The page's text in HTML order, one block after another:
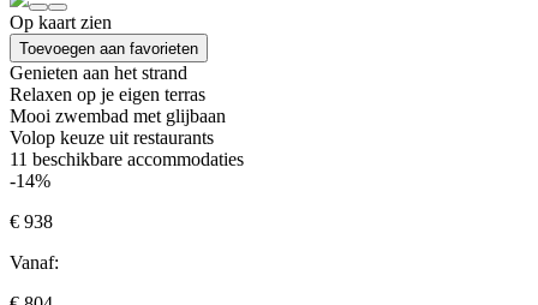
Op kaart zien
Toevoegen aan favorieten
Genieten aan het strand
Relaxen op je eigen terras
Mooi zwembad met glijbaan
Volop keuze uit restaurants
11 beschikbare accommodaties
-14%
€ 938
Vanaf: